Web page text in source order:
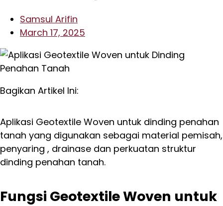
Samsul Arifin
March 17, 2025
Bagikan Artikel Ini:
Aplikasi Geotextile Woven untuk dinding penahan
tanah yang digunakan sebagai material pemisah,
penyaring , drainase dan perkuatan struktur
dinding penahan tanah.
Fungsi Geotextile Woven untuk